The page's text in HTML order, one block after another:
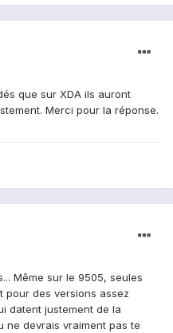
que sur XDA ils auront
Merci pour la réponse.
Même sur le 9505, seules
pour des versions assez
datent justement de la
ne devrais vraiment pas te